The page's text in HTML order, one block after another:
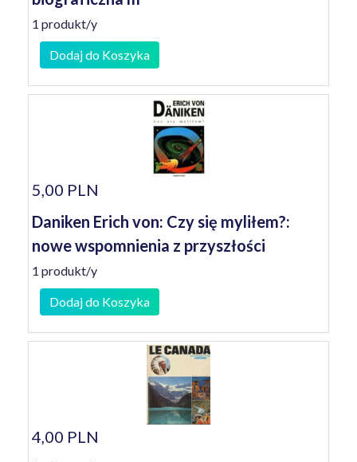
1 produkt/y
Dodaj do Koszyka
5,00 PLN
Daniken Erich von: Czy się myliłem?:
nowe wspomnienia z przyszłości
1 produkt/y
Dodaj do Koszyka
4,00 PLN